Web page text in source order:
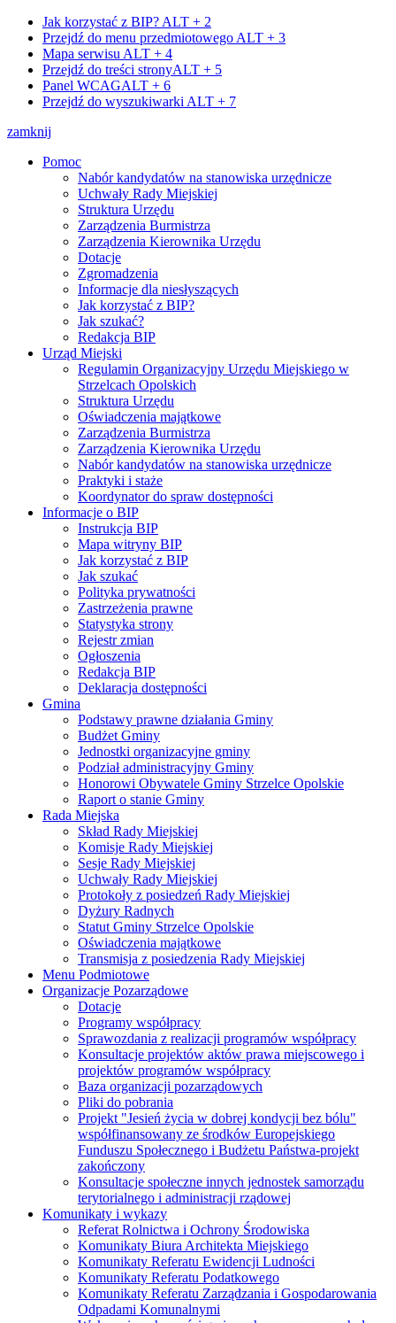
Jak korzystać z BIP? ALT + 2
Przejdź do menu przedmiotowego ALT + 3
Mapa serwisu ALT + 4
Przejdź do treści stronyALT + 5
Panel WCAGALT + 6
Przejdź do wyszukiwarki ALT + 7
zamknij
Pomoc
Nabór kandydatów na stanowiska urzędnicze
Uchwały Rady Miejskiej
Struktura Urzędu
Zarządzenia Burmistrza
Zarządzenia Kierownika Urzędu
Dotacje
Zgromadzenia
Informacje dla niesłyszących
Jak korzystać z BIP?
Jak szukać?
Redakcja BIP
Urząd Miejski
Regulamin Organizacyjny Urzędu Miejskiego w
Strzelcach Opolskich
Struktura Urzędu
Oświadczenia majątkowe
Zarządzenia Burmistrza
Zarządzenia Kierownika Urzędu
Nabór kandydatów na stanowiska urzędnicze
Praktyki i staże
Koordynator do spraw dostępności
Informacje o BIP
Instrukcja BIP
Mapa witryny BIP
Jak korzystać z BIP
Jak szukać
Polityka prywatności
Zastrzeżenia prawne
Statystyka strony
Rejestr zmian
Ogłoszenia
Redakcja BIP
Deklaracja dostępności
Gmina
Podstawy prawne działania Gminy
Budżet Gminy
Jednostki organizacyjne gminy
Podział administracyjny Gminy
Honorowi Obywatele Gminy Strzelce Opolskie
Raport o stanie Gminy
Rada Miejska
Skład Rady Miejskiej
Komisje Rady Miejskiej
Sesje Rady Miejskiej
Uchwały Rady Miejskiej
Protokoły z posiedzeń Rady Miejskiej
Dyżury Radnych
Statut Gminy Strzelce Opolskie
Oświadczenia majątkowe
Transmisja z posiedzenia Rady Miejskiej
Menu Podmiotowe
Organizacje Pozarządowe
Dotacje
Programy współpracy
Sprawozdania z realizacji programów współpracy
Konsultacje projektów aktów prawa miejscowego i
projektów programów współpracy
Baza organizacji pozarządowych
Pliki do pobrania
Projekt "Jesień życia w dobrej kondycji bez bólu"
współfinansowany ze środków Europejskiego
Funduszu Społecznego i Budżetu Państwa-projekt
zakończony
Konsultacje społeczne innych jednostek samorządu
terytorialnego i administracji rządowej
Komunikaty i wykazy
Referat Rolnictwa i Ochrony Środowiska
Komunikaty Biura Architekta Miejskiego
Komunikaty Referatu Ewidencji Ludności
Komunikaty Referatu Podatkowego
Komunikaty Referatu Zarządzania i Gospodarowania
Odpadami Komunalnymi